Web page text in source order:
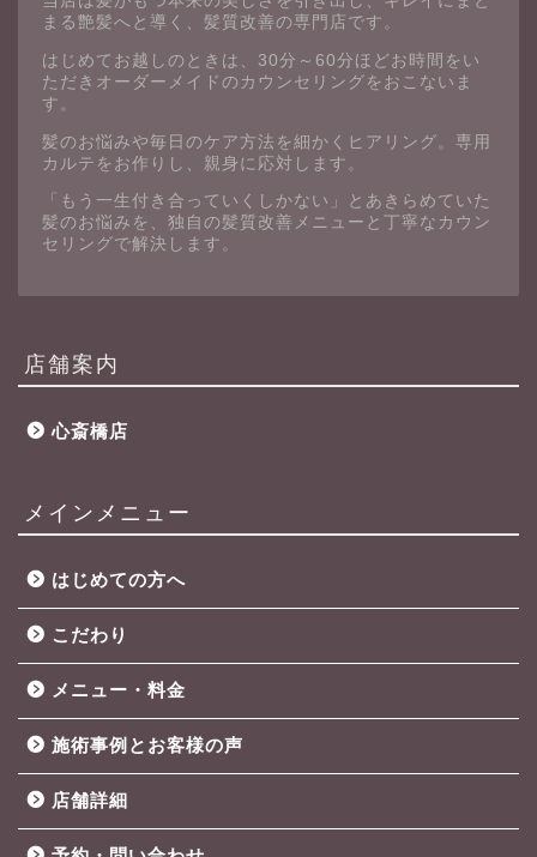
まる艶髪へと導く、髪質改善の専門店です。
はじめてお越しのときは、30分～60分ほどお時間をい
ただきオーダーメイドのカウンセリングをおこないま
す。
髪のお悩みや毎日のケア方法を細かくヒアリング。専用
カルテをお作りし、親身に応対します。
「もう一生付き合っていくしかない」とあきらめていた
髪のお悩みを、独自の髪質改善メニューと丁寧なカウン
セリングで解決します。
店舗案内
心斎橋店
メインメニュー
はじめての方へ
こだわり
メニュー・料金
施術事例とお客様の声
店舗詳細